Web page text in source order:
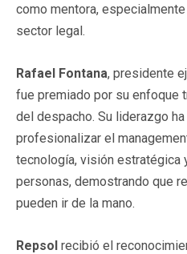
como mentora,
sector legal.
Rafael Fontana, presidente
fue premiado por su enfoque
del despacho. Su liderazgo
profesionalizar el
tecnología, visión estratégica
personas, demostrando que
pueden ir de la mano.
Repsol recibió el